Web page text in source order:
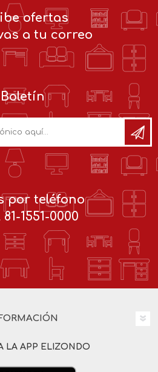
ofertas
a tu correo
Boletín
por teléfono
1551-0000
LA APP ELIZONDO